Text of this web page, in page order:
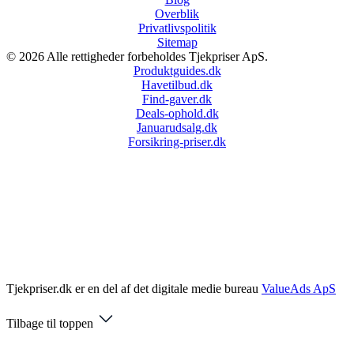
Overblik
Privatlivspolitik
Sitemap
© 2026 Alle rettigheder forbeholdes Tjekpriser ApS.
Produktguides.dk
Havetilbud.dk
Find-gaver.dk
Deals-ophold.dk
Januarudsalg.dk
Forsikring-priser.dk
Tjekpriser.dk er en del af det digitale medie bureau ValueAds ApS
Tilbage til toppen